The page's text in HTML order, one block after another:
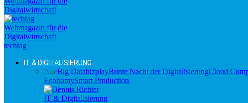
techtag
IT & DIGITALISIERUNG
AlleBig DatabizplayBunte Nacht der DigitalisierungCloud
EconomySmart Production
IT & Digitalisierung